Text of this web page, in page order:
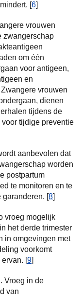
[6]
vrouwen
zwangerschap
om één
voor antigeen,
en
vrouwen
dienen
tijdens de
tijdige preventie
aanbevolen dat
worden
postpartum
te monitoren en te
garanderen. [8]
vroeg mogelijk
het derde trimester
in omgevingen met
voorkomt
[9]
Vroeg in de
van